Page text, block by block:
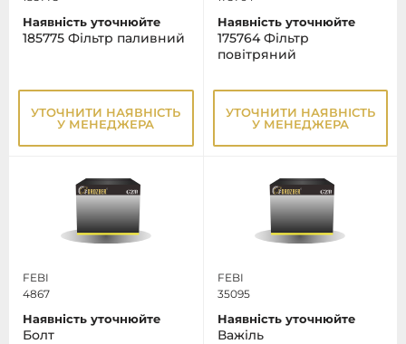
Наявність уточнюйте
185775 Фільтр паливний
УТОЧНИТИ НАЯВНІСТЬ
У МЕНЕДЖЕРА
Наявність уточнюйте
175764 Фільтр
повітряний
УТОЧНИТИ НАЯВНІСТЬ
У МЕНЕДЖЕРА
FEBI
4867
Наявність уточнюйте
Болт
FEBI
35095
Наявність уточнюйте
Важіль